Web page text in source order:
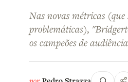
Nas novas métricas (que
problemáticas),
os campeões de audiência